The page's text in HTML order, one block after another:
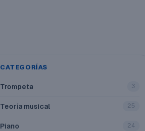
CATEGORÍAS
Trompeta 3
Teoría musical 25
Piano 24